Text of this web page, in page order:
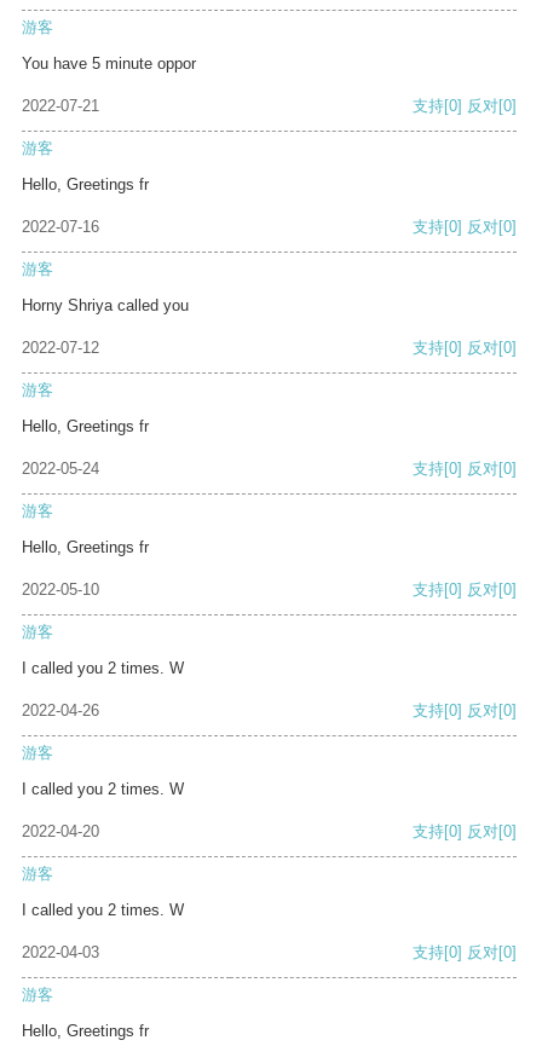
游客
You have 5 minute oppor
2022-07-21 支持[0] 反对[0]
游客
Hello, Greetings fr
2022-07-16 支持[0] 反对[0]
游客
Horny Shriya called you
2022-07-12 支持[0] 反对[0]
游客
Hello, Greetings fr
2022-05-24 支持[0] 反对[0]
游客
Hello, Greetings fr
2022-05-10 支持[0] 反对[0]
游客
I called you 2 times. W
2022-04-26 支持[0] 反对[0]
游客
I called you 2 times. W
2022-04-20 支持[0] 反对[0]
游客
I called you 2 times. W
2022-04-03 支持[0] 反对[0]
游客
Hello, Greetings fr